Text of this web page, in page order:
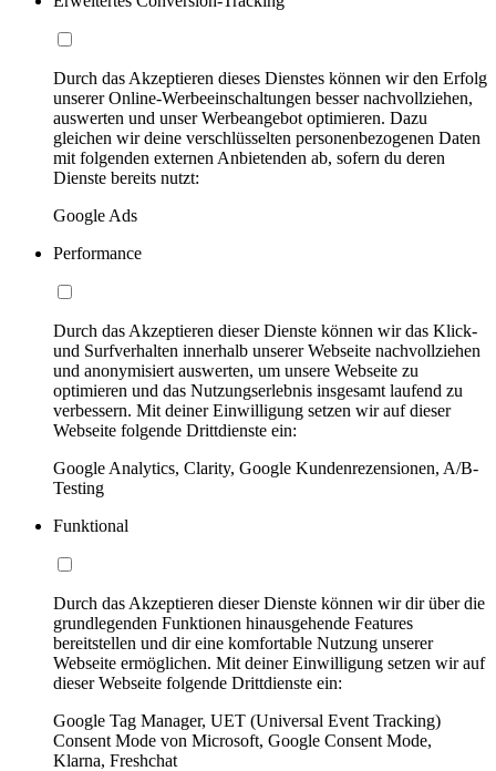
Durch das Akzeptieren dieses Dienstes können wir den Erfolg
unserer Online-Werbeeinschaltungen besser nachvollziehen,
auswerten und unser Werbeangebot optimieren. Dazu
gleichen wir deine verschlüsselten personenbezogenen Daten
mit folgenden externen Anbietenden ab, sofern du deren
Dienste bereits nutzt:
Google Ads
Performance
Durch das Akzeptieren dieser Dienste können wir das Klick-
und Surfverhalten innerhalb unserer Webseite nachvollziehen
und anonymisiert auswerten, um unsere Webseite zu
optimieren und das Nutzungserlebnis insgesamt laufend zu
verbessern. Mit deiner Einwilligung setzen wir auf dieser
Webseite folgende Drittdienste ein:
Google Analytics, Clarity, Google Kundenrezensionen, A/B-
Testing
Funktional
Durch das Akzeptieren dieser Dienste können wir dir über die
grundlegenden Funktionen hinausgehende Features
bereitstellen und dir eine komfortable Nutzung unserer
Webseite ermöglichen. Mit deiner Einwilligung setzen wir auf
dieser Webseite folgende Drittdienste ein:
Google Tag Manager, UET (Universal Event Tracking)
Consent Mode von Microsoft, Google Consent Mode,
Klarna, Freshchat